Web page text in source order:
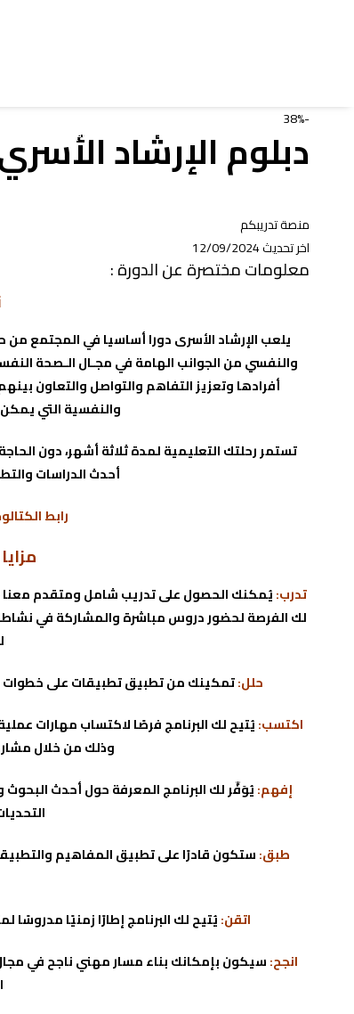
الدورات التدريبية دبلوم الإرشاد الأسري
-38%
دبلوم الإرشاد
منصة تدريبكم
اخر تحديث 12/09/2024
معلومات مختصرة عن الدورة :
يلعب الإرشاد الأسرى دورا أساسيا في المجتمع من
والنفسي من الجوانب الهامة في مجـال الـصحة
أفرادها وتعزيز التفاهم والتواصل والتعاون
والنفسية التي
تستمر رحلتك التعليمية لمدة ثلاثة أشهر، دون
أحدث الدراسات
رابط
تدرب:يُمكنك الحصول على تدريب شامل ومتقدم معنا ،
لك الفرصة لحضور دروس مباشرة والمشاركة في
حلل:تمكينك من تطبيق تطبيقات على خطوات
اكتسب:يُتيح لك البرنامج فرصًا لاكتساب مهارات
وذلك من خلال
إفهم:يُوَفِّر لك البرنامج المعرفة حول أحدث
طبق:ستكون قادرًا على تطبيق المفاهيم
اتقن:يُتيح لك البرنامج إطارًا زمنيًا مدروسًا
انجح:سيكون بإمكانك بناء مسار مهني ناجح في